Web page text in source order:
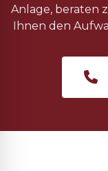
Anlage, beraten
Ihnen den